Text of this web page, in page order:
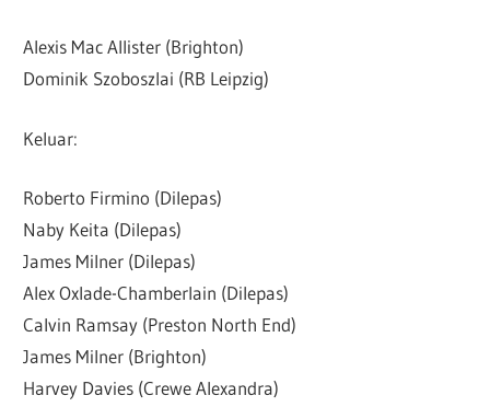
Alexis Mac Allister (Brighton)
Dominik Szoboszlai (RB Leipzig)
Keluar:
Roberto Firmino (Dilepas)
Naby Keita (Dilepas)
James Milner (Dilepas)
Alex Oxlade-Chamberlain (Dilepas)
Calvin Ramsay (Preston North End)
James Milner (Brighton)
Harvey Davies (Crewe Alexandra)